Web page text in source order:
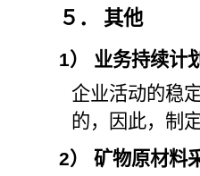
５． 其他
1） 业务持续计
企业活动的稳
的，因此，制
2） 矿物原材料